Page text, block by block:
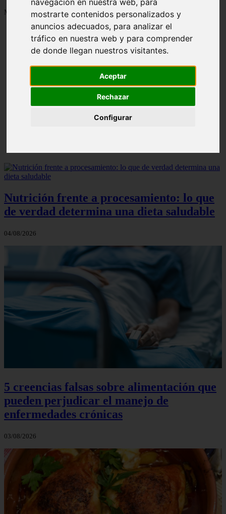
mostrarte contenidos personalizados y
anuncios adecuados, para analizar el
tráfico en nuestra web y para comprender
de donde llegan nuestros visitantes.
Aceptar
Rechazar
Configurar
Mostrando 1 - 24 de 1287 artículos
Contraindicaciones del espino amarillo: conocelas
ahora
Nutrición frente a procesamiento: lo que
de verdad determina una dieta saludable
04/08/2026
5 creencias falsas sobre alimentación que
pueden perjudicar el manejo de
enfermedades crónicas
03/08/2026